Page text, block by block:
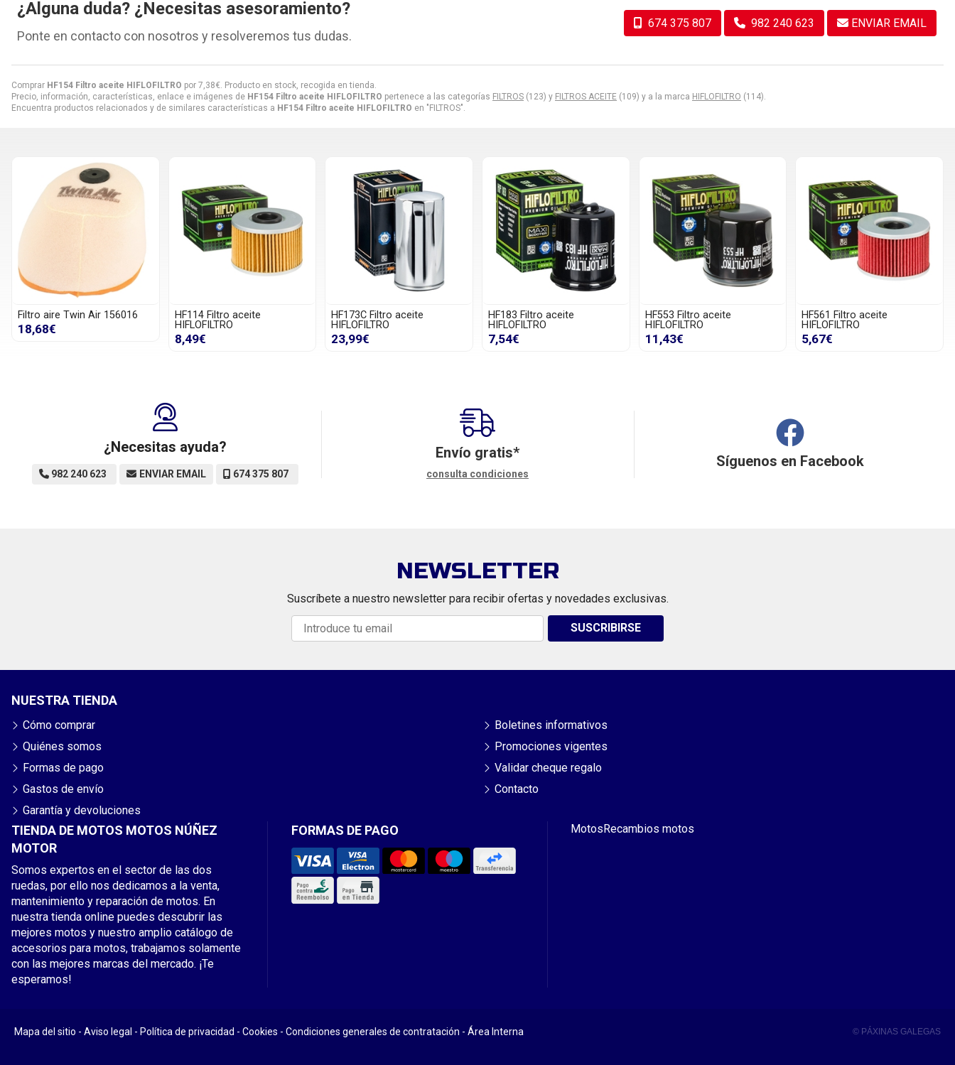
Comprar HF154 Filtro aceite HIFLOFILTRO por 7,38€. Producto en stock, recogida en tienda.
Precio, información, características, enlace e imágenes de HF154 Filtro aceite HIFLOFILTRO pertenece a las categorías FILTROS (123) y FILTROS ACEITE (109) y a la marca HIFLOFILTRO (114).
Encuentra productos relacionados y de similares características a HF154 Filtro aceite HIFLOFILTRO en "FILTROS".
¿Alguna duda? ¿Necesitas asesoramiento?
Ponte en contacto con nosotros y resolveremos tus dudas.
674 375 807 982 240 623 ENVIAR EMAIL
Filtro aire Twin Air 156016
18,68€
HF114 Filtro aceite
HIFLOFILTRO
8,49€
HF173C Filtro aceite
HIFLOFILTRO
23,99€
HF183 Filtro aceite
HIFLOFILTRO
7,54€
HF553 Filtro aceite
HIFLOFILTRO
11,43€
HF561 Filtro aceite
HIFLOFILTRO
5,67€
¿Necesitas ayuda?
982 240 623 ENVIAR EMAIL 674 375 807
Envío gratis*
consulta condiciones
Síguenos en Facebook
NEWSLETTER
Suscríbete a nuestro newsletter para recibir ofertas y novedades exclusivas.
SUSCRIBIRSE
TIENDA DE MOTOS MOTOS NÚÑEZ
MOTOR
Somos expertos en el sector de las dos
ruedas, por ello nos dedicamos a la venta,
mantenimiento y reparación de motos. En
nuestra tienda online puedes descubrir las
mejores motos y nuestro amplio catálogo de
accesorios para motos, trabajamos solamente
con las mejores marcas del mercado. ¡Te
esperamos!
FORMAS DE PAGO
NUESTRA TIENDA
Cómo comprar
Quiénes somos
Formas de pago
Gastos de envío
Garantía y devoluciones
Boletines informativos
Promociones vigentes
Validar cheque regalo
Contacto
MotosRecambios motos
Mapa del sitio - Aviso legal - Política de privacidad - Cookies - Condiciones generales de contratación - Área Interna © PÁXINAS GALEGAS